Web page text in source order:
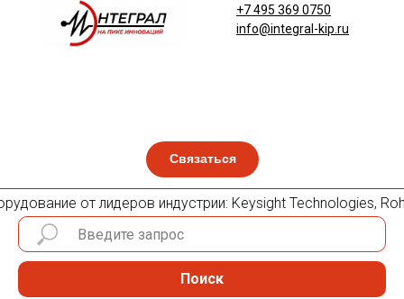
Связаться
+7 495 369 0750
info@integral-kip.ru
от лидеров индустрии: Keysight Technologies,
Поиск